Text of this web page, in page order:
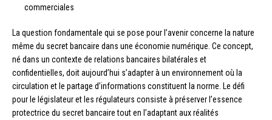
commerciales
La question fondamentale qui se pose pour l’avenir concerne la nature
même du secret bancaire dans une économie numérique. Ce concept,
né dans un contexte de relations bancaires bilatérales et
confidentielles, doit aujourd’hui s’adapter à un environnement où la
circulation et le partage d’informations constituent la norme. Le défi
pour le législateur et les régulateurs consiste à préserver l’essence
protectrice du secret bancaire tout en l’adaptant aux réalités